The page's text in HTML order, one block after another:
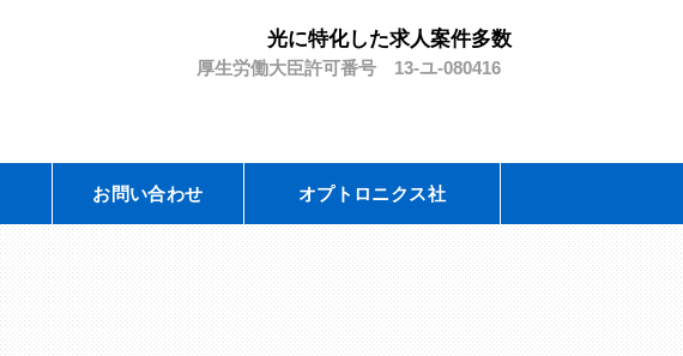
光に特化した求人案件多数
厚生労働大臣許可番号 13-ユ-080416
お問い合わせ オプトロニクス社